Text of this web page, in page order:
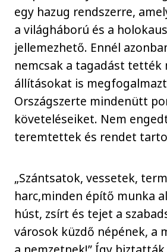
egy hazug rendszerre,
a világháború és a
jellemezhető. Ennél
nemcsak a tagadást tették
állításokat is
Országszerte mindenütt
követeléseiket. Nem
teremtettek és rendet
„Szántsatok, vessetek,
harc,minden építő munka
húst, zsírt és tejet a
városok küzdő népének, a